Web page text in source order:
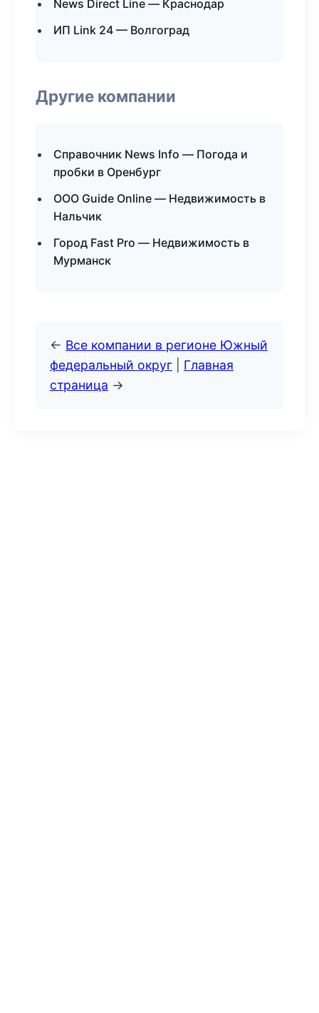
News Direct Line — Краснодар
ИП Link 24 — Волгоград
Другие компании
Справочник News Info — Погода и
пробки в Оренбург
ООО Guide Online — Недвижимость в
Нальчик
Город Fast Pro — Недвижимость в
Мурманск
← Все компании в регионе Южный
федеральный округ
Главная
страница →